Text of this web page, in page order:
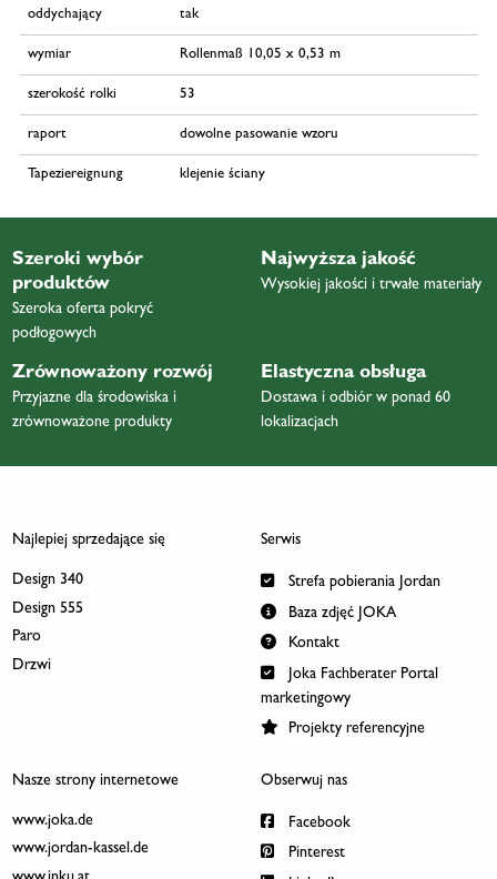
oddychający tak
wymiar Rollenmaß 10,05 x 0,53 m
szerokość rolki 53
raport dowolne pasowanie wzoru
Tapeziereignung klejenie ściany
Szeroki wybór
produktów
Szeroka oferta pokryć
podłogowych
Najwyższa jakość
Wysokiej jakości i trwałe materiały
Zrównoważony rozwój
Przyjazne dla środowiska i
zrównoważone produkty
Elastyczna obsługa
Dostawa i odbiór w ponad 60
lokalizacjach
Najlepiej sprzedające się
Design 340
Design 555
Paro
Drzwi
Serwis
Strefa pobierania Jordan
Baza zdjęć JOKA
Kontakt
Joka Fachberater Portal
marketingowy
Projekty referencyjne
Nasze strony internetowe
www.joka.de
www.jordan-kassel.de
Obserwuj nas
Facebook
Pinterest